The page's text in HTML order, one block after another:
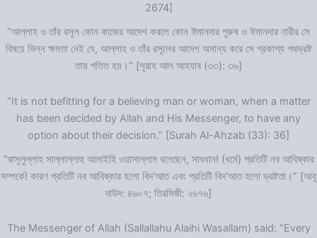
2674]
“আল্লাহ ও তাঁর রসূল কোন কাজের আদেশ করলে কোন ঈমানদার পুরুষ ও ঈমানদার নারীর সে
বিষয়ে ভিন্ন ক্ষমতা নেই যে, আল্লাহ ও তাঁর রসূলের আদেশ অমান্য করে সে প্রকাশ্য পথভ্রষ্ট
তায় পতিত হয়।” [সূরাহ আল আহযাব (৩৩): ৩৬]
“It is not befitting for a believing man or woman, when a matter
has been decided by Allah and His Messenger, to have any
option about their decision.” [Surah Al-Ahzab (33): 36]
“রাসূলুল্লাহ সাল্লাল্লাহু আলাইহি ওয়াসাল্লাম বলেছেন, সাবধান! (ধর্মে) প্রতিটি নব আবিষ্কার
সম্পর্কে! কারণ প্রতিটি নব আবিষ্কার হলো বিদ‘আত এবং প্রতিটি বিদ‘আত হলো ভ্রষ্টতা।” [আবূ
দাউদ: ৪৬০৭; তিরমিজী: ২৬৭৬]
The Messenger of Allah (Sallallahu Alaihi Wasallam) said: “Every